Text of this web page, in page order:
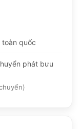
toàn quốc
phát bưu